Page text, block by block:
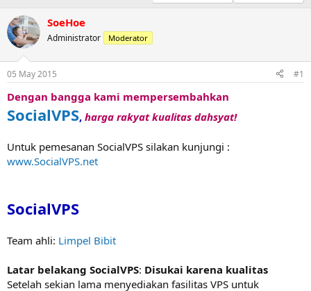
a
d
s
t
a
r
e
r
d
a
e
SoeHoe
Administrator Moderator
05 May 2015 #1
Dengan bangga kami mempersembahkan
SocialVPS, harga rakyatkualitas dahsyat!
Untuk pemesanan SocialVPS silakan kunjungi :
www.SocialVPS.net
SocialVPS
Team ahli: Limpel Bibit
Latar belakang SocialVPS: Disukai karena kualitas
Setelah sekian lama menyediakan fasilitas VPS untuk